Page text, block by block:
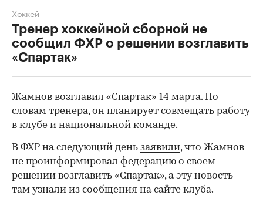
Тренер хоккейной сборной не
сообщил ФХР о решении возглавить
«Спартак»
Хоккей
Жамнов возглавил «Спартак» 14 марта. По
словам тренера, он планирует совмещать работу
в клубе и национальной команде.
В ФХР на следующий день заявили, что Жамнов
не проинформировал федерацию о своем
решении возглавить «Спартак», а эту новость
там узнали из сообщения на сайте клуба.